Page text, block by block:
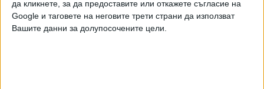
да кликнете, за да предоставите или откажете съгласие на
Google и таговете на неговите трети страни да използват
Вашите данни за долупосочените цели.
на когото съм се доверила, систематично ще използва
лицето ми като част от сложен дизайнерски процес и ще